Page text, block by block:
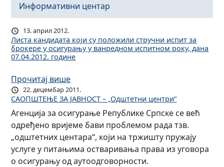
Информативни центар
13. април 2012.
Листа кандидата који су положили стручни испит за
брокере у осигурању у ванредном испитном року, дана
07.04.2012. године
Прочитај више
22. децембар 2011.
САОПШТЕЊЕ ЗА ЈАВНОСТ – „Одштетни центри“
Агенција за осигурање Републике Српске се већ
одређено вријеме бави проблемом рада тзв.
„одштетних центара“, који на тржишту пружају
услуге у питањима остваривања права из уговора
о осигурању од аутоодговорности.